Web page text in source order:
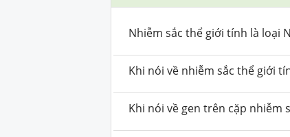
Nhiễm sắc thể giới tính là loại
Khi nói về nhiễm sắc thể giới
Khi nói về gen trên cặp nhiễm